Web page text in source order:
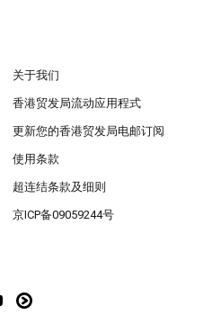
关于我们
香港贸发局流动应用程式
更新您的香港贸发局电邮订阅
使用条款
超连结条款及细则
京ICP备09059244号